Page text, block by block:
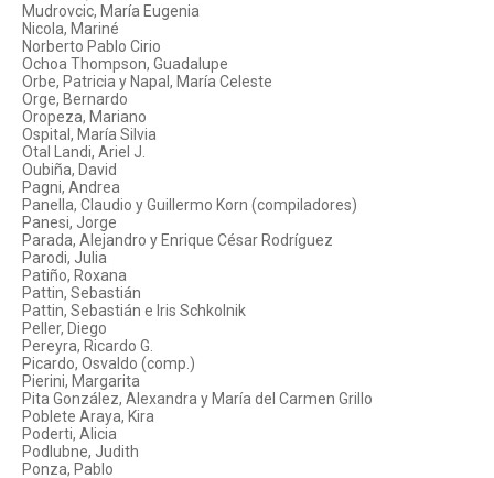
Mudrovcic, María Eugenia
Nicola, Mariné
Norberto Pablo Cirio
Ochoa Thompson, Guadalupe
Orbe, Patricia y Napal, María Celeste
Orge, Bernardo
Oropeza, Mariano
Ospital, María Silvia
Otal Landi, Ariel J.
Oubiña, David
Pagni, Andrea
Panella, Claudio y Guillermo Korn (compiladores)
Panesi, Jorge
Parada, Alejandro y Enrique César Rodríguez
Parodi, Julia
Patiño, Roxana
Pattin, Sebastián
Pattin, Sebastián e Iris Schkolnik
Peller, Diego
Pereyra, Ricardo G.
Picardo, Osvaldo (comp.)
Pierini, Margarita
Pita González, Alexandra y María del Carmen Grillo
Poblete Araya, Kira
Poderti, Alicia
Podlubne, Judith
Ponza, Pablo